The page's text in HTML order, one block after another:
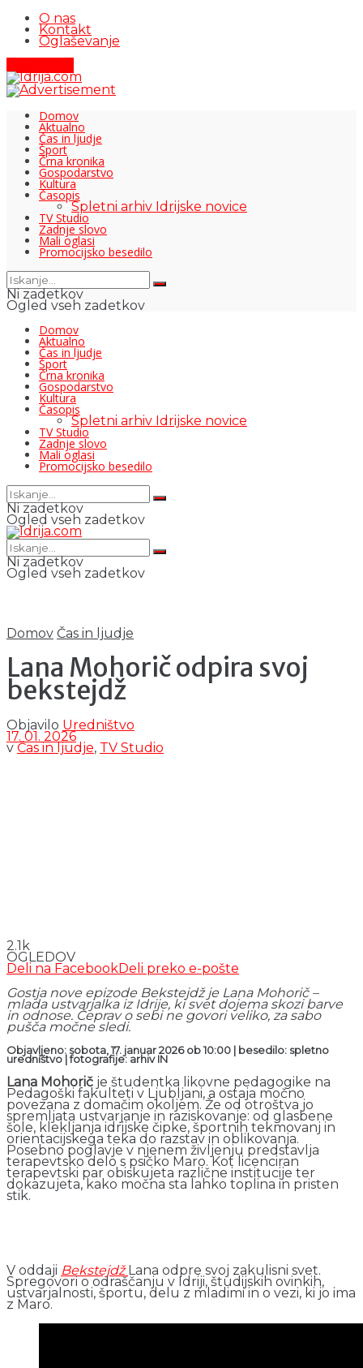
O nas
Kontakt
Oglaševanje
Domov
Aktualno
Čas in ljudje
Šport
Črna kronika
Gospodarstvo
Kultura
Časopis
Spletni arhiv Idrijske novice
TV Studio
Zadnje slovo
Mali oglasi
Promocijsko besedilo
Ni zadetkov
Ogled vseh zadetkov
Domov
Aktualno
Čas in ljudje
Šport
Črna kronika
Gospodarstvo
Kultura
Časopis
Spletni arhiv Idrijske novice
TV Studio
Zadnje slovo
Mali oglasi
Promocijsko besedilo
Ni zadetkov
Ogled vseh zadetkov
Ni zadetkov
Ogled vseh zadetkov
Domov Čas in ljudje
Lana Mohorič odpira svoj
bekstejdž
Objavilo Uredništvo
17. 01. 2026
v Čas in ljudje, TV Studio
2.1k
OGLEDOV
Deli na FacebookDeli preko e-pošte
Gostja nove epizode Bekstejdžje Lana Mohorič –
mlada ustvarjalka iz Idrije, ki svet dojema skozi barve
in odnose. Čeprav o sebi ne govori veliko, za sabo
pušča močne sledi.
Objavljeno: sobota, 17. januar 2026 ob 10:00 | besedilo: spletno
uredništvo |fotografije: arhiv IN
Lana Mohorič je študentka likovne pedagogike na
Pedagoški fakulteti v Ljubljani, a ostaja močno
povezana z domačim okoljem. Že od otroštva jo
spremljata ustvarjanje in raziskovanje: od glasbene
šole, klekljanja idrijske čipke, športnih tekmovanj in
orientacijskega teka do razstav in oblikovanja.
Posebno poglavje v njenem življenju predstavlja
terapevtsko delo s psičko Maro. Kot licenciran
terapevtski par obiskujeta različne institucije ter
dokazujeta, kako močna sta lahko toplina in pristen
stik.
V oddaji Bekstejdž Lana odpre svoj zakulisni svet.
Spregovori o odraščanju v Idriji, študijskih ovinkih,
ustvarjalnosti, športu, delu z mladimi in o vezi, ki jo ima
z Maro.